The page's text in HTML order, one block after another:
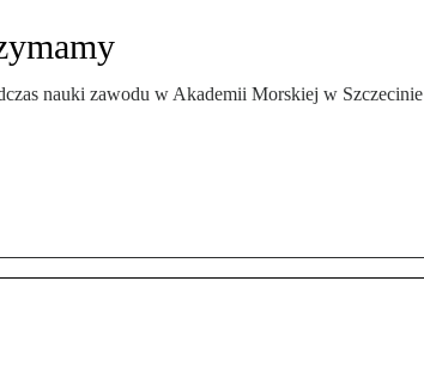
nauki zawodu w Akademii Morskiej w Szczecinie